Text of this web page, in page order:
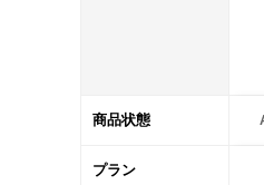
商品状態
プラン